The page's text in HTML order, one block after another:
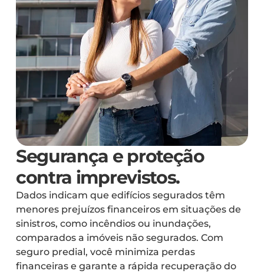
Segurança e proteção
contra imprevistos.
Dados indicam que edifícios segurados têm
menores prejuízos financeiros em situações de
sinistros, como incêndios ou inundações,
comparados a imóveis não segurados. Com
seguro predial, você minimiza perdas
financeiras e garante a rápida recuperação do